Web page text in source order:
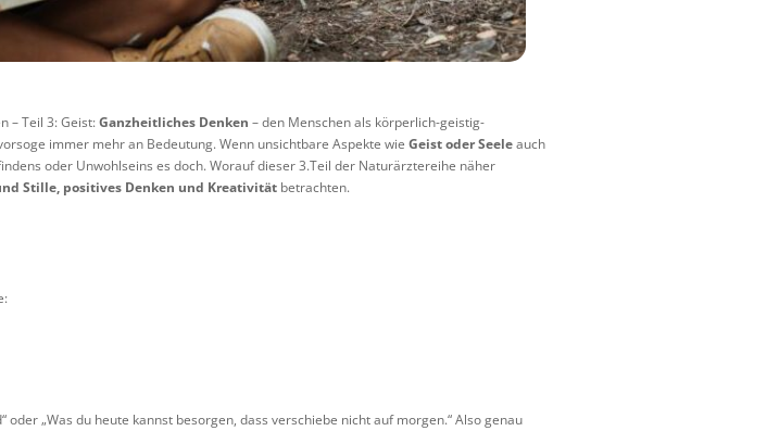
– Teil 3: Geist:Ganzheitliches Denken – den Menschen als körperlich-geistig-
immer mehr an Bedeutung. Wenn unsichtbare Aspekte wieGeist oder Seeleauch
oder Unwohlseins es doch. Worauf dieser 3.Teil der Naturärztereihe näher
Stille, positives Denken und Kreativität betrachten.
„Was du heute kannst besorgen, dass verschiebe nicht auf morgen.“ Also genau